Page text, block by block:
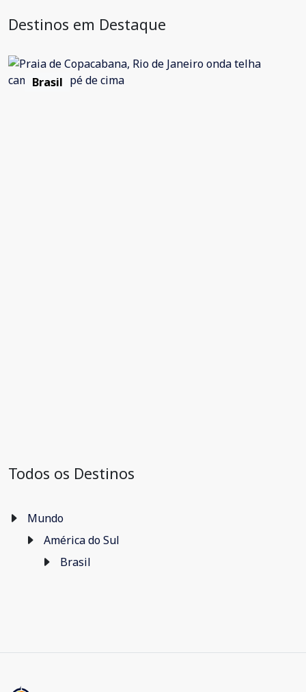
Destinos em Destaque
Brasil
Todos os Destinos
Mundo
América do Sul
Brasil